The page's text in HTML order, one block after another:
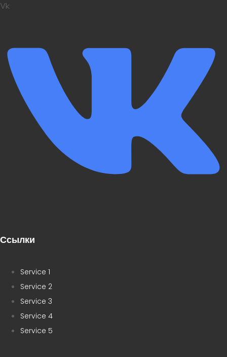
Vk
Ссылки
Service 1
Service 2
Service 3
Service 4
Service 5